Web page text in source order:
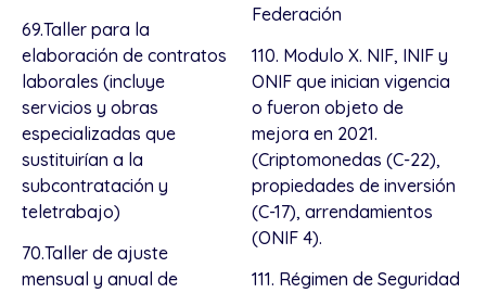
69.Taller para la
elaboración de contratos
laborales (incluye
servicios y obras
especializadas que
sustituirían a la
subcontratación y
teletrabajo)
70.Taller de ajuste
mensual y anual de
Federación
110. Modulo X. NIF, INIF y
ONIF que inician vigencia
o fueron objeto de
mejora en 2021.
(Criptomonedas (C-22),
propiedades de inversión
(C-17), arrendamientos
(ONIF 4).
111. Régimen de Seguridad